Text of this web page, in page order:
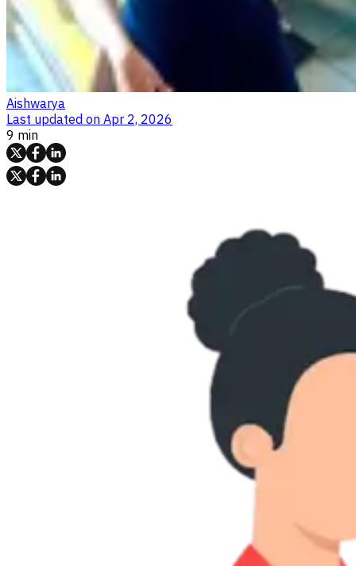
Aishwarya
Last updated on Apr 2, 2026
9 min